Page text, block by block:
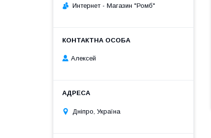
Интернет - Магазин "Ромб"
Алексей
Дніпро, Україна